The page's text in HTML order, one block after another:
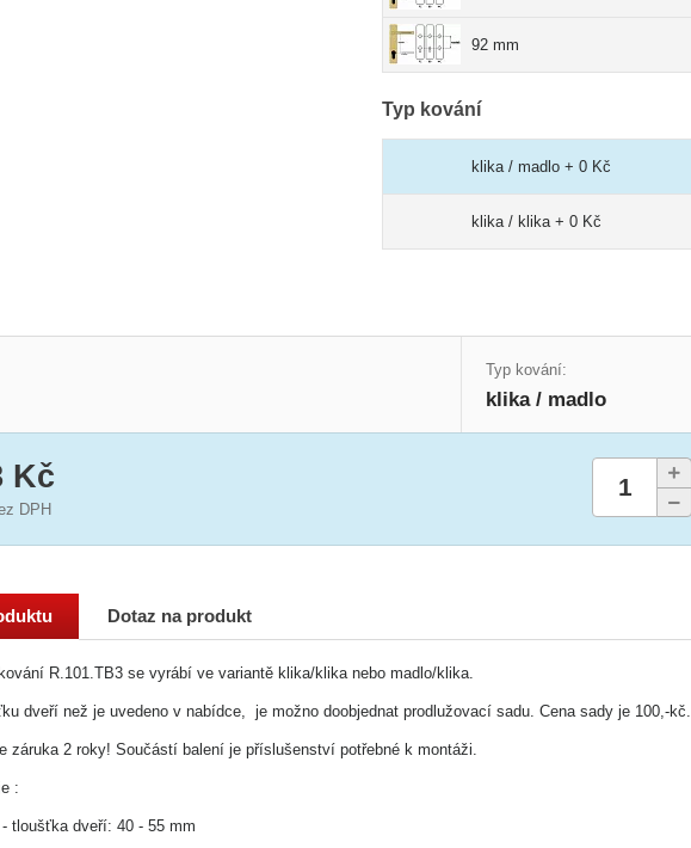
92 mm
Typ kování
klika / madlo + 0 Kč
klika / klika + 0 Kč
Typ kování:
klika / madlo
Kč
DPH
Dotaz na produkt
R.101.TB3 se vyrábí ve variantě klika/klika nebo madlo/klika.
dveří než je uvedeno v nabídce, je možno doobjednat prodlužovací sadu. Cena sady je 100,-kč.
záruka 2 roky! Součástí balení je příslušenství potřebné k montáži.
:
tloušťka dveří: 40 - 55 mm